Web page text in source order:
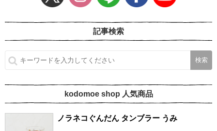
記事検索
kodomoe shop 人気商品
ノラネコぐんだん タンブラー うみ